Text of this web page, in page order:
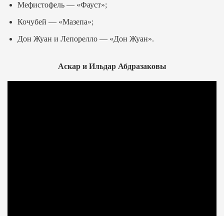
Мефистофель — «Фауст»;
Кочубей — «Мазепа»;
Дон Жуан и Лепорелло — «Дон Жуан».
Аскар и Ильдар Абдразаковы